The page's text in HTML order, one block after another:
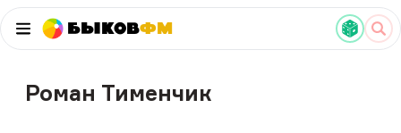
БыковФМ
Роман Тименчик